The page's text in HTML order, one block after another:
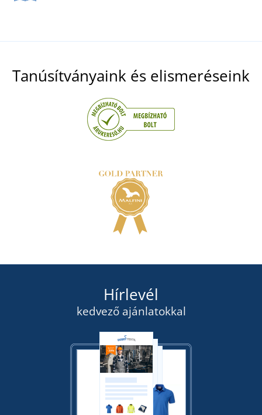
Tanúsítványaink és elismeréseink
Hírlevél
kedvező ajánlatokkal